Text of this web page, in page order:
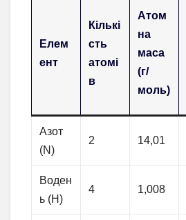
Елем
ент
Кількі
сть
атомі
в
Атом
на
маса
(г/
моль)
Азот
(N)
2 14,01
Воден
ь (H)
4 1,008